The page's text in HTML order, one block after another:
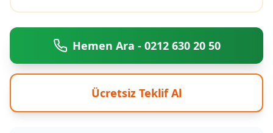
Hemen Ara - 0212 630 20 50
Ücretsiz Teklif Al